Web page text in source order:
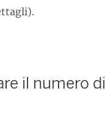
il numero di